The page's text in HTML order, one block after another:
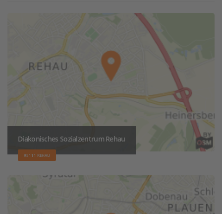
Diakonisches Sozialzentrum Rehau
95111 REHAU